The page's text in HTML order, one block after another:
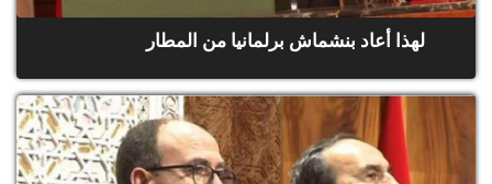
لهذا أعاد بنشماش برلمانيا من المطار